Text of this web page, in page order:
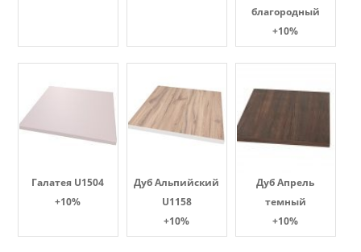
благородный
+10%
Галатея U1504
+10%
Дуб Альпийский
U1158
+10%
Дуб Апрель
темный
+10%